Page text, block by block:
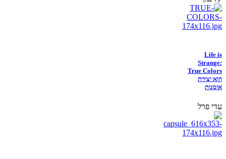
Life is
Strange:
True Colors
הוא יצירת
אומנות
עדי פרל